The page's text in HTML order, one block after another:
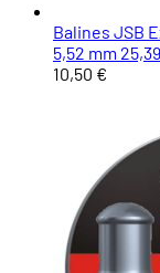
Balines JSB
5,52 mm
10,50 €